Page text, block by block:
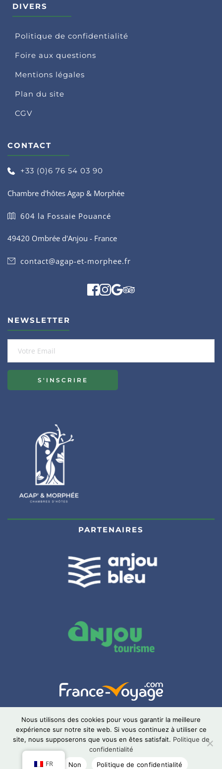
DIVERS
Politique de confidentialité
Foire aux questions
Mentions légales
Plan du site
CGV
CONTACT
+33 (0)6 76 54 03 90
Chambre d'hôtes Agap & Morphée
604 la Fossaie Pouancé
49420 Ombrée d'Anjou - France
contact@agap-et-morphee.fr
NEWSLETTER
S'INSCRIRE
PARTENAIRES
Site internet crée sur mesure avec passion par
FR
Nous utilisons des cookies pour vous garantir la meilleure
expérience sur notre site web. Si vous continuez à utiliser ce
site, nous supposerons que vous en êtes satisfait. Politique de
confidentialité
OK
Non Politique de confidentialité